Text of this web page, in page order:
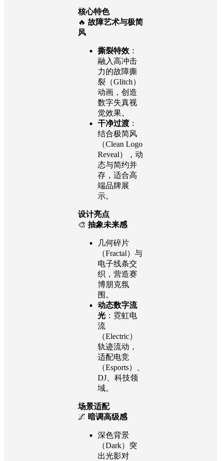
核心特色
🔥 故障艺术与极简
风
撕裂特效 ：
融入高冲击
力的故障撕
裂（Glitch）
动画，创造
数字失真视
觉效果。
干净过渡 ：
结合极简风
（Clean Logo
Reveal），动
态与简约并
存，适合高
端品牌展
示。
设计亮点
🎨 抽象未来感
几何碎片
（Fractal）与
电子线条交
织，营造赛
博朋克氛
围。
动态数字流
光 ：霓虹电
流
（Electric）
轨迹流动，
适配电竞
（Esports）、
DJ、科技领
域。
场景适配
🌌 暗调高级感
深色背景
（Dark）突
出光影对